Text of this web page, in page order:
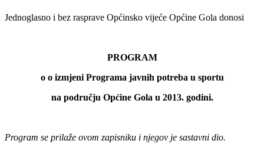
Jednoglasno i bez rasprave Općinsko vijeće Općine Gola donosi
PROGRAM
o o izmjeni Programa javnih potreba u sportu
na području Općine Gola u 2013. godini.
Program se prilaže ovom zapisniku i njegov je sastavni dio.